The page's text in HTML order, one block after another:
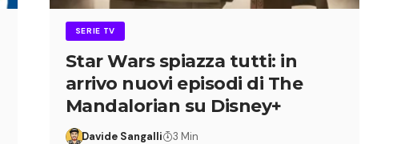
SERIE TV
Star Wars spiazza tutti: in
arrivo nuovi episodi di The
Mandalorian su Disney+
Davide Sangalli 3 Min